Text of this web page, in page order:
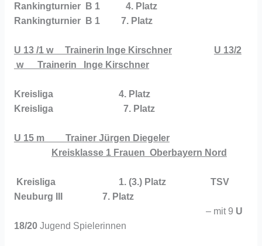
Rankingturnier B 1 4. Platz
Rankingturnier B 1 7. Platz
U 13 /1 w Trainerin Inge Kirschner
U 13/2
w Trainerin Inge Kirschner
Kreisliga 4. Platz
Kreisliga 7. Platz
U 15 m Trainer Jürgen Diegeler
Kreisklasse 1 Frauen Oberbayern Nord
Kreisliga 1. (3.) Platz TSV
Neuburg III 7. Platz
– mit 9 U
18/20Jugend Spielerinnen